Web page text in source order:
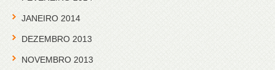
JANEIRO 2014
DEZEMBRO 2013
NOVEMBRO 2013